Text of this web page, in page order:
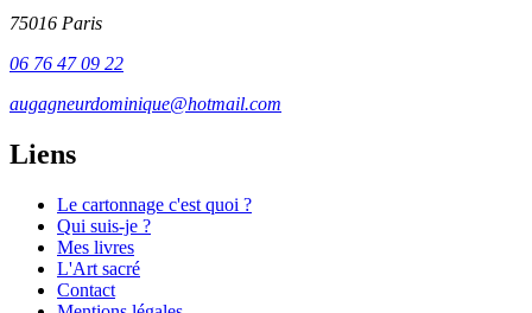
75016 Paris
06 76 47 09 22
augagneurdominique@hotmail.com
Liens
Le cartonnage c'est quoi ?
Qui suis-je ?
Mes livres
L'Art sacré
Contact